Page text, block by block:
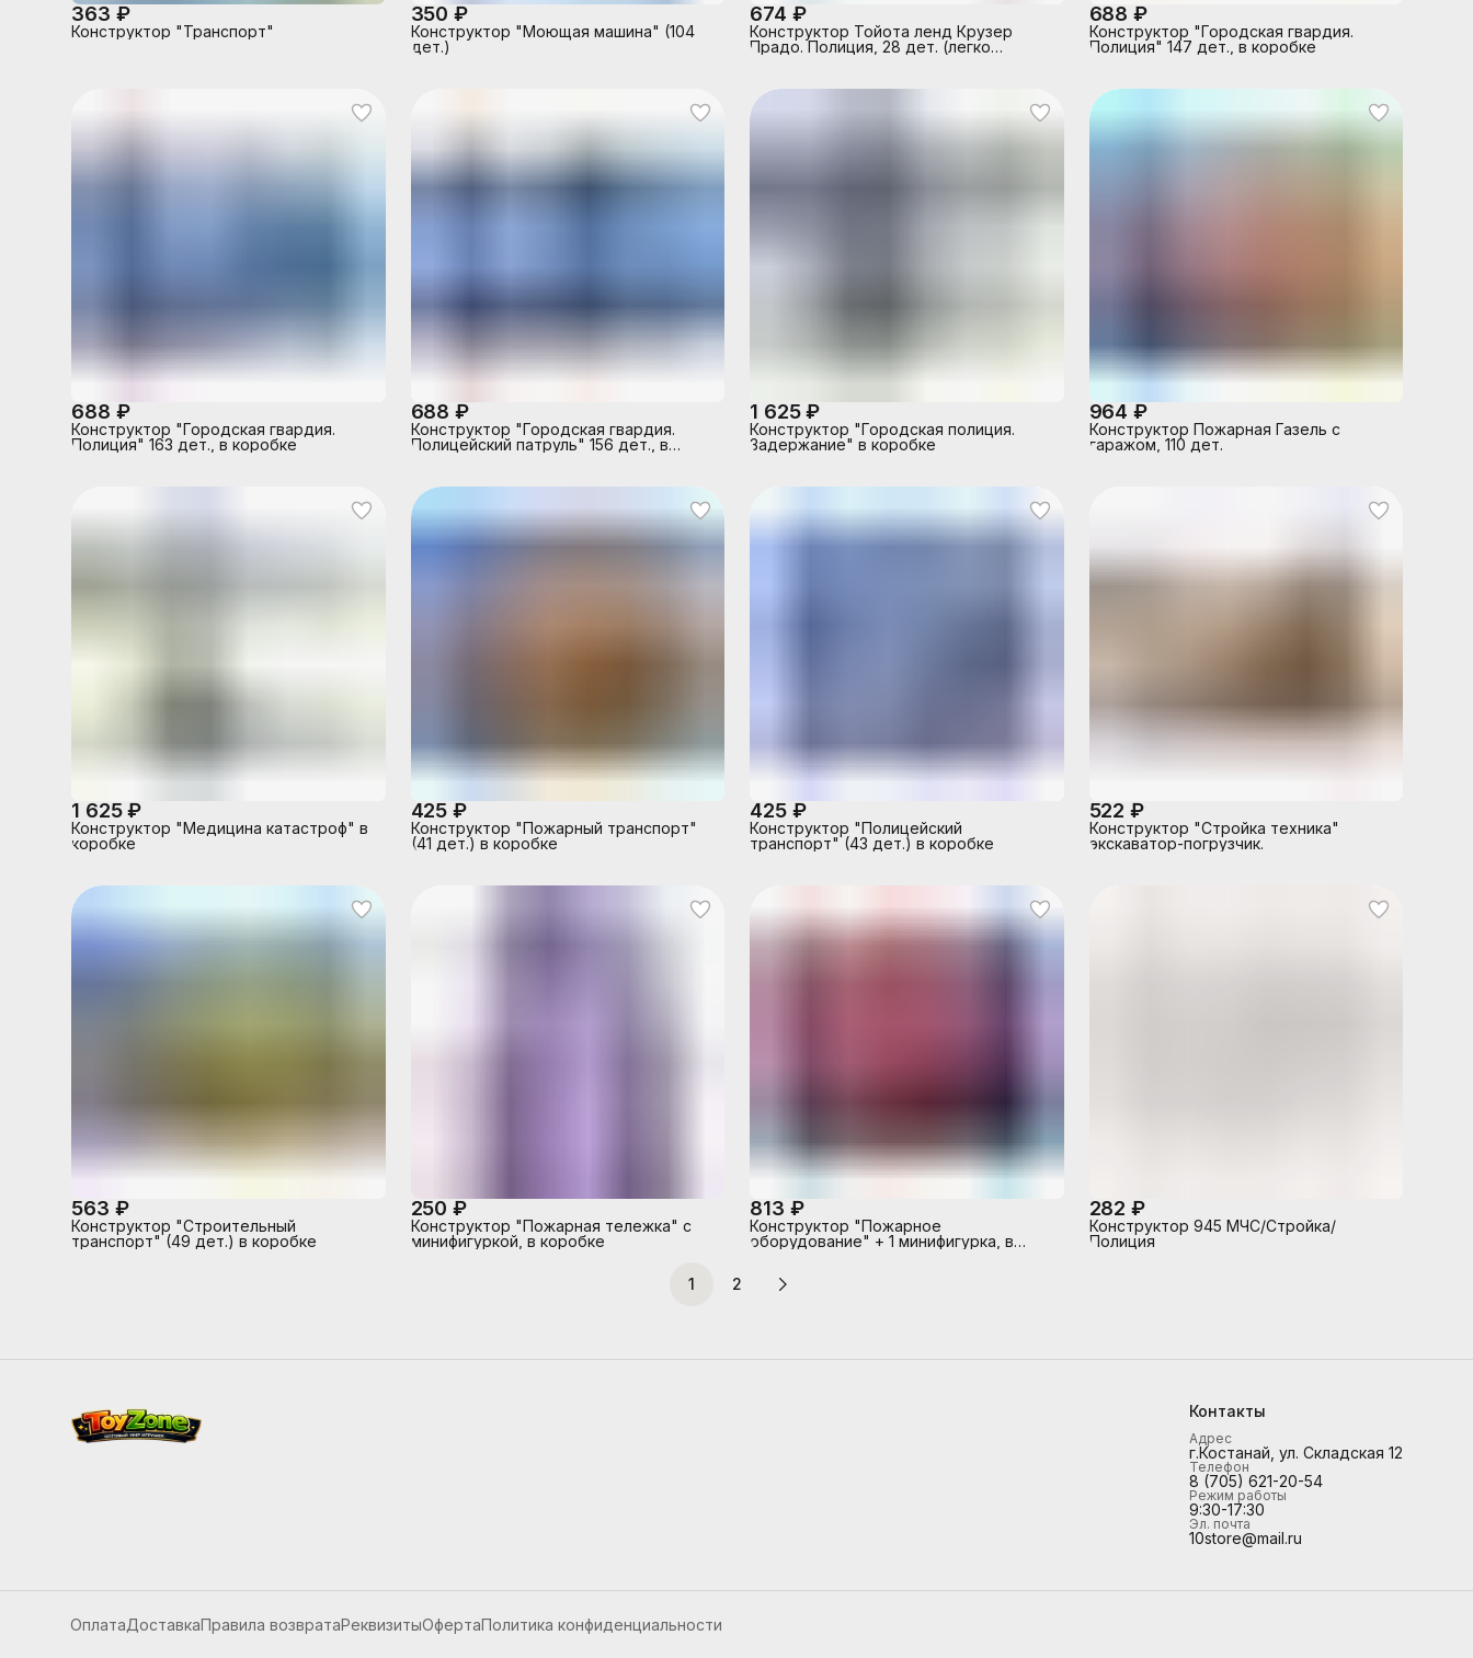
363 ₽
Конструктор "Транспорт"
350 ₽
Конструктор "Моющая машина" (104
дет.)
674 ₽
Конструктор Тойота ленд Крузер
Прадо. Полиция, 28 дет. (легко
688 ₽
Конструктор "Городская гвардия.
Полиция" 147 дет., в коробке
688 ₽
Конструктор "Городская гвардия.
Полиция" 163 дет., в коробке
688 ₽
Конструктор "Городская гвардия.
Полицейский патруль" 156 дет., в
1 625 ₽
Конструктор "Городская полиция.
Задержание" в коробке
964 ₽
Конструктор Пожарная Газель с
гаражом, 110 дет.
1 625 ₽
Конструктор "Медицина катастроф" в
коробке
425 ₽
Конструктор "Пожарный транспорт"
(41 дет.) в коробке
425 ₽
Конструктор "Полицейский
транспорт" (43 дет.) в коробке
522 ₽
Конструктор "Стройка техника"
экскаватор-погрузчик.
563 ₽
Конструктор "Строительный
транспорт" (49 дет.) в коробке
250 ₽
Конструктор "Пожарная тележка" с
минифигуркой, в коробке
813 ₽
Конструктор "Пожарное
оборудование" + 1 минифигурка, в
282 ₽
Конструктор 945 МЧС/Стройка/
Полиция
1 2
Контакты
Адрес
г.Костанай, ул. Складская 12
Телефон
8 (705) 621-20-54
Режим работы
9:30-17:30
Эл. почта
10store@mail.ru
ОплатаДоставкаПравила возвратаРеквизитыОфертаПолитика конфиденциальности